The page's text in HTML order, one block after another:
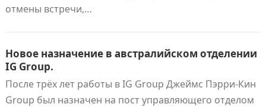
отмены встречи,…
Новое назначение в австралийском отделении
IG Group.
После трёх лет работы в IG Group Джеймс Пэрри-Кин
Group был назначен на пост управляющего отделом